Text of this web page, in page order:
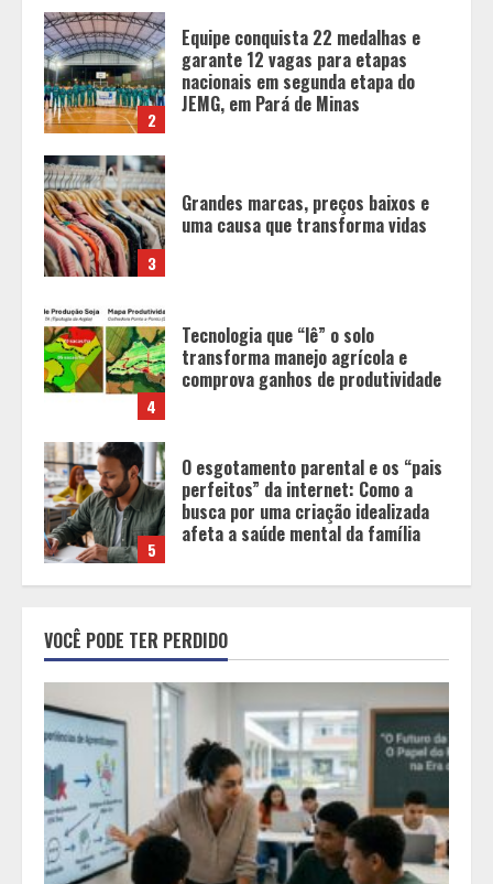
3
Grandes marcas, preços baixos e
uma causa que transforma vidas
4
Tecnologia que “lê” o solo
transforma manejo agrícola e
comprova ganhos de produtividade
5
O esgotamento parental e os “pais
perfeitos” da internet: Como a
busca por uma criação idealizada
afeta a saúde mental da família
1
Tecnologia muda papel do
professor, que passa de
transmissor de conteúdo a
designer de experiências de
aprendizagem
2
garante 12 vagas para etapas
nacionais em segunda etapa do
JEMG, em Pará de Minas
3
Grandes marcas, preços baixos e
uma causa que transforma vidas
VOCÊ PODE TER PERDIDO